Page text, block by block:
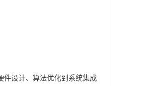
件设计、算法优化到系统集成